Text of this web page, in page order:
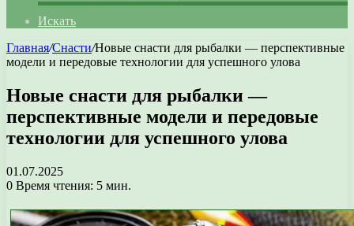
Искать
Главная/Снасти/Новые снасти для рыбалки — перспективные
модели и передовые технологии для успешного улова
Новые снасти для рыбалки —
перспективные модели и передовые
технологии для успешного улова
01.07.2025
0 Время чтения: 5 мин.